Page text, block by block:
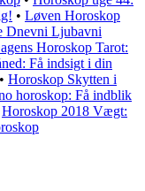
• Løven Horoskop
Dnevni Ljubavni
Horoskop Tarot:
Få indsigt i din
• Horoskop Skytten i
horoskop: Få indblik
Horoskop 2018 Vægt: